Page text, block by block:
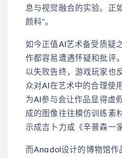
息与视觉融合的实验。正
颜料”。
如今正值AI艺术备受质疑
作都容易遭遇怀疑和批评
以失败告终，游戏玩家也
众对AI在艺术中的合理使
为AI参与会让作品显得虚
成的图像往往模仿训练素
示成吉卜力或《辛普森一
而Anadol设计的博物馆作